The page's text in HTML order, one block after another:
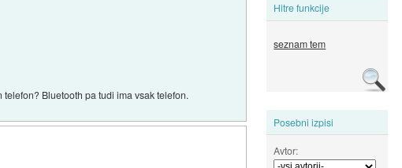
Hitre funkcije
seznam tem
Posebni izpisi
Avtor:
Bluetooth pa tudi ima vsak telefon.